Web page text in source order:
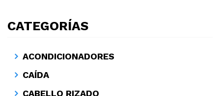
CATEGORÍAS
ACONDICIONADORES
CAÍDA
CABELLO RIZADO